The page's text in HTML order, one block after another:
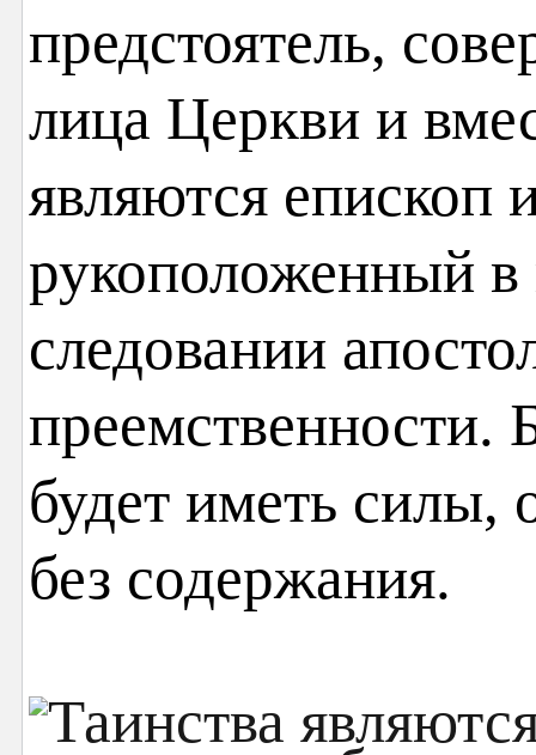
предстоятель,
лица Церкви и
являются епископ
рукоположенный
следовании
преемственности.
будет иметь силы,
без содержания.